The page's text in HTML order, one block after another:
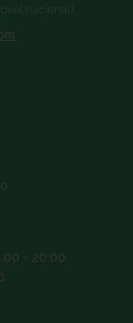
nacional)
- 20:00